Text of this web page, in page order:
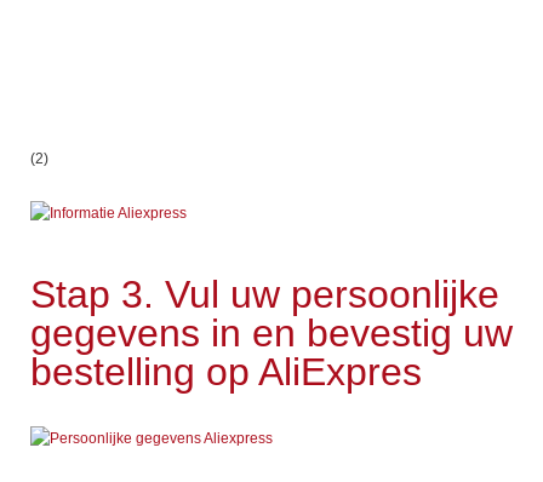
(2)
Stap 3. Vul uw persoonlijke
gegevens in en bevestig uw
bestelling op AliExpres